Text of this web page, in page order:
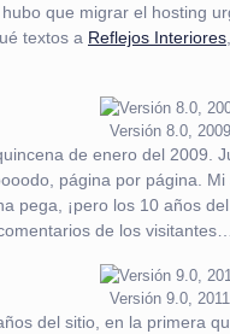
que migrar el hosting
textos a Reflejos Interiores
Versión 8.0, 2009
de enero del 2009.
página por página.
pega, ¡pero los 10 años
de los
Versión 9.0, 2011
del sitio, en la primera